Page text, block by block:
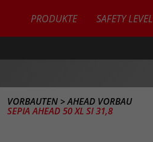
PRODUKTE SAFETY LEVEL
VORBAUTEN >AHEAD VORBAU
SEPIA AHEAD 50 XL SI 31,8